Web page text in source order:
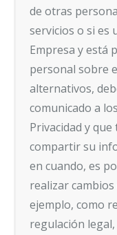
de otras
servicios o si es
Empresa y está
personal sobre
alternativos,
comunicado a
Privacidad y
compartir su
en cuando, es
realizar
ejemplo, como
regulación